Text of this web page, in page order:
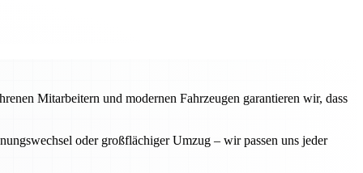
Mitarbeitern und modernen Fahrzeugen garantieren wir, dass
oder großflächiger Umzug – wir passen uns jeder